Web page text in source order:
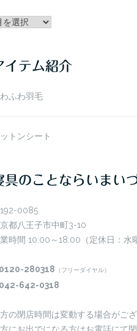
イテム紹介
ふわ羽毛
トンシート
具のことならいまい
0085
都八王子市中町3-10
時間 10:00～18:00（定休日：水
280318 （フリーダイヤル）
642-0318
の閉店時間は変動する場合がござ